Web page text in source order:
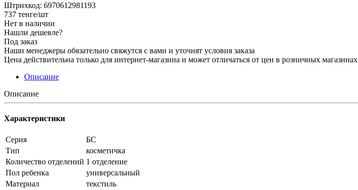
Штрихкод: 6970612981193
737 тенге/шт
Нет в наличии
Нашли дешевле?
Под заказ
Наши менеджеры обязательно свяжутся с вами и уточнят условия заказа
Цена действительна только для интернет-магазина и может отличаться от цен в розничных магазинах
Описание
Описание
Характеристики
Серия
БС
Тип
косметичка
Количество отделений 1 отделение
Пол ребенка
универсальный
Материал
текстиль